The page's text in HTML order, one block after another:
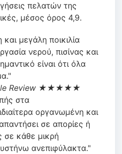
πελατών της
μέσος όρος 4,9.
μεγάλη ποικιλία
νερού, πισίνας και
είναι ότι όλα
Review ★★★★★
στα
οργανωμένη και
σε απορίες ή
σε κάθε μικρή
ανεπιφύλακτα."